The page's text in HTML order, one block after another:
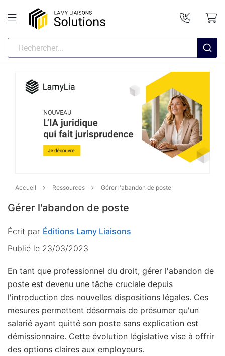
Accueil Ressources Gérer l'abandon de poste
Gérer l'abandon de poste
Écrit par Éditions Lamy Liaisons
Publié le 23/03/2023
En tant que professionnel du droit, gérer l'abandon de
poste est devenu une tâche cruciale depuis
l'introduction des nouvelles dispositions légales. Ces
mesures permettent désormais de présumer qu'un
salarié ayant quitté son poste sans explication est
démissionnaire. Cette évolution législative vise à offrir
des options claires aux employeurs.